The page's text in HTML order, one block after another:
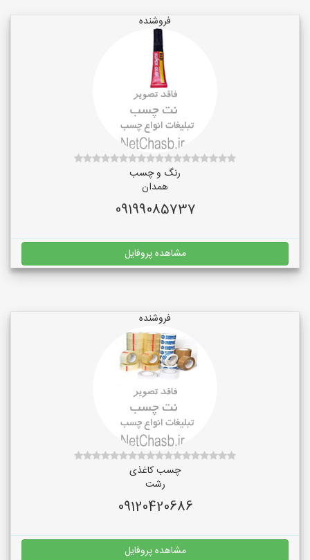
فروشنده
رنگ و چسب
همدان
09199085737
مشاهده پروفایل
فروشنده
چسب کاغذی
رشت
09120420686
مشاهده پروفایل